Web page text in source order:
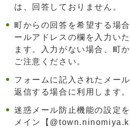
は、回答しておりません。
町からの回答を希望する場
ールアドレスの欄を入力い
ます。入力がない場合、町
ご注意ください。
フォームに記入されたメー
返信する場合に利用します。
迷惑メール防止機能の設定
メイン【